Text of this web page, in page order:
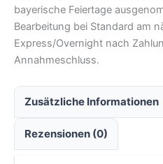
bayerische Feiertage
Bearbeitung bei Standard am
Express/Overnight nach
Annahmeschluss.
Zusätzliche Informationen
Rezensionen (0)